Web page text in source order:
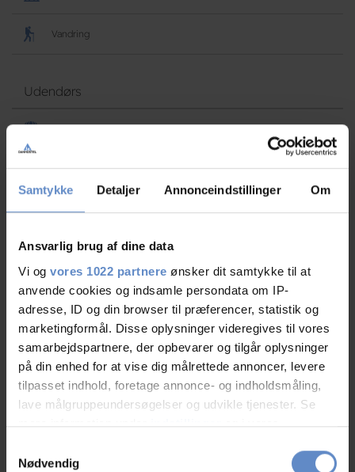
Samtykke Detaljer Annonceindstillinger Om
Ansvarlig brug af dine data
Vi og vores 1022 partnere ønsker dit samtykke til at
anvende cookies og indsamle persondata om IP-
adresse, ID og din browser til præferencer, statistik og
marketingformål. Disse oplysninger videregives til vores
samarbejdspartnere, der opbevarer og tilgår oplysninger
på din enhed for at vise dig målrettede annoncer, levere
tilpasset indhold, foretage annonce- og indholdsmåling,
lave målgruppeundersøgelser og udvikle tjenester. Se
mere information underindstillingerog i vores
tilbage eller ændre indstillinger fra vores
Nødvendig
Vandring
Udendørs
Borde/bænke/havemøbler
Bordtennis
Legeplads
Vandrerhjems faciliteter
Gratis wifi
Børnevenligt/familievenligt
Gratis parkering
Grill og grillplads
Gæstekøkken